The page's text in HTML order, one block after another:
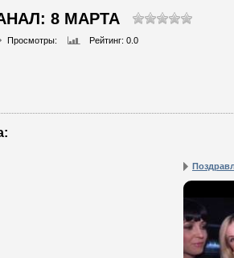
8 МАРТА
Просмотры: Рейтинг: 0.0
: